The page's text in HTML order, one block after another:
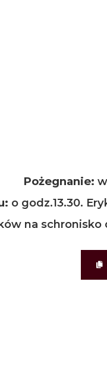
Pożegnanie:
o godz.13.30.
na schronisko